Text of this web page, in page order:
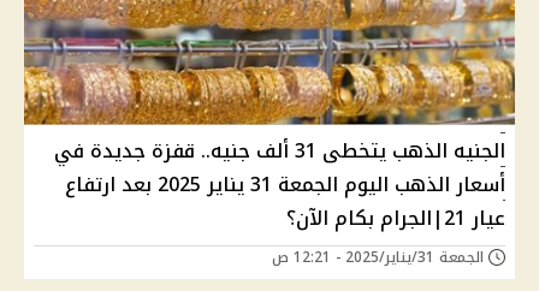
الجنيه الذهب يتخطى 31 ألف جنيه.. قفزة جديدة في
أسعار الذهب اليوم الجمعة 31 يناير 2025 بعد ارتفاع
عيار 21|الجرام بكام الآن؟
الجمعة 31/يناير/2025 - 12:21 ص